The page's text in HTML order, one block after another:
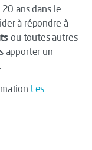
ans dans le
à répondre à
ou toutes autres
apporter un
Les